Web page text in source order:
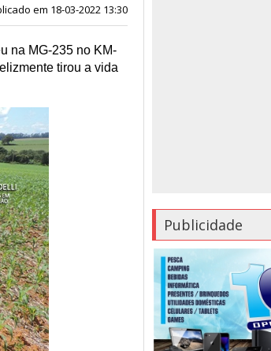
em 18-03-2022 13:30
na MG-235 no KM-
tirou a vida
Publicidade